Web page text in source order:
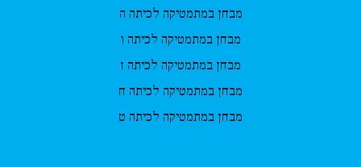
מבחן במתמטיקה לכיתה ה
מבחן במתמטיקה לכיתה ו
מבחן במתמטיקה לכיתה ז
מבחן במתמטיקה לכיתה ח
מבחן במתמטיקה לכיתה ט